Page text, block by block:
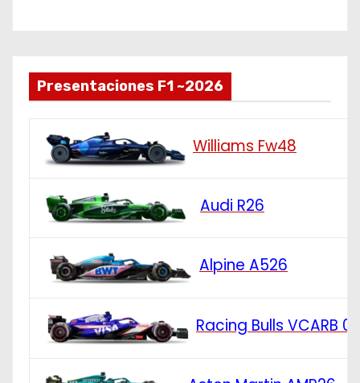
Presentaciones F1 ~2026
Williams Fw48
Audi R26
Alpine A526
Racing Bulls VCARB 03